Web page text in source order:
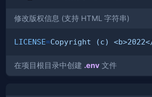
修改版权信息 (支持 HTML 字符串)
LICENSE=Copyright (c) <b>2022</
在项目根目录中创建 .env 文件